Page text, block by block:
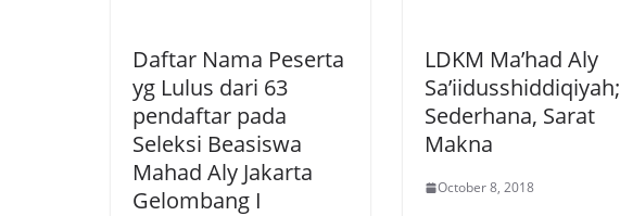
Daftar Nama Peserta
yg Lulus dari 63
pendaftar pada
Seleksi Beasiswa
Mahad Aly Jakarta
Gelombang I
LDKM Ma’had Aly
Sa’iidusshiddiqiyah;
Sederhana, Sarat
Makna
October 8, 2018